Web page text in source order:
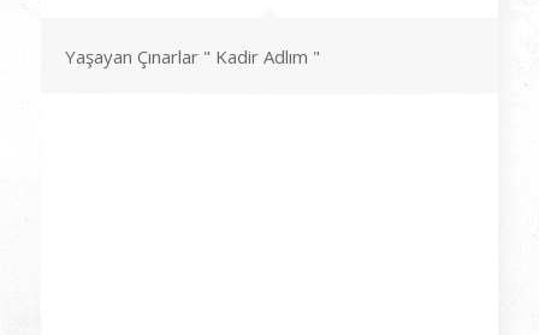
Yaşayan Çınarlar " Kadir Adlım "